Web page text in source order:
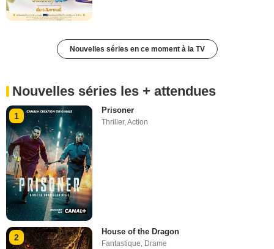
Nouvelles séries en ce moment à la TV
Nouvelles séries les + attendues
1
Prisoner
Thriller,Action
2
House of the Dragon
Fantastique, Drame